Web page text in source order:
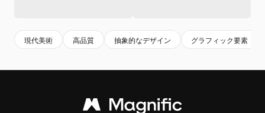
現代美術 高品質 抽象的なデザイン グラフィック要素